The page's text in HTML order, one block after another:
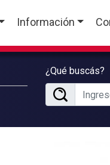
Información
¿Qué buscás?